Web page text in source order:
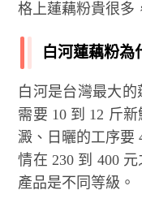
格上蓮藕粉貴很多
白河蓮藕粉為
白河是台灣最大
需要 10 到 12 斤
澱、日曬的工序要
情在 230 到 400
產品是不同等級。